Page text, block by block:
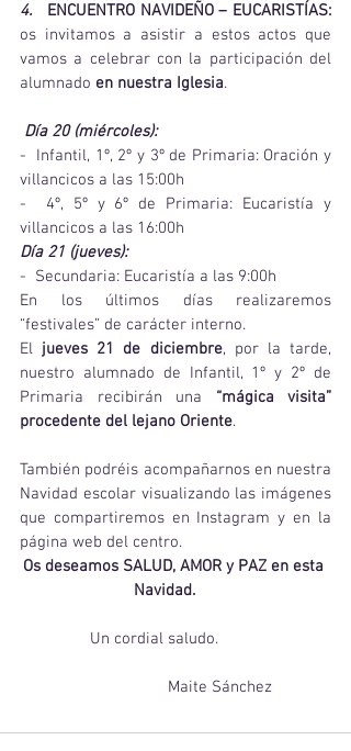
4.
os invitamos a asistir a estos actos que
vamos a celebrar con la participación del
alumnado en nuestra Iglesia.
Día 20 (miércoles):
-  Infantil, 1º, 2º y 3º de Primaria: Oración y
villancicos a las 15:00h
-  4º, 5º y 6º de Primaria: Eucaristía y
villancicos a las 16:00h
Día 21 (jueves):
-  Secundaria: Eucaristía a las 9:00h
En los últimos días realizaremos
“festivales” de carácter interno.
El jueves 21 de diciembre, por la tarde,
nuestro alumnado de Infantil, 1º y 2º de
Primaria recibirán una “mágica visita”
procedente del lejano Oriente.
También podréis acompañarnos en nuestra
Navidad escolar visualizando las imágenes
que compartiremos en Instagram y en la
página web del centro.
Os deseamos SALUD, AMOR y PAZ en esta
Navidad.
                Un cordial saludo.
                    Maite Sánchez